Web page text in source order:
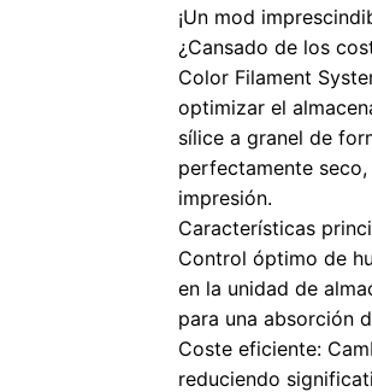
¡Un mod
¿Cansado de los
Color Filament
optimizar el
sílice a granel de
perfectamente
impresión.
Características
Control óptimo de
en la unidad de
para una absorción
Coste eficiente:
reduciendo